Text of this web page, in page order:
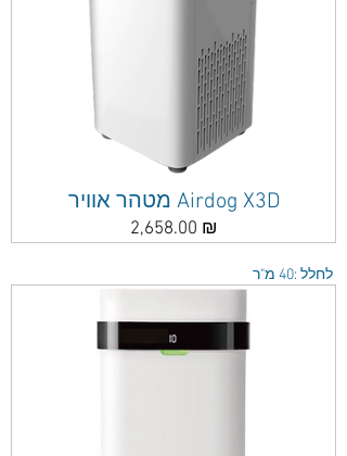
מטהר אוויר Airdog X3D
2,658.00 ₪
לחלל :40 מ"ר